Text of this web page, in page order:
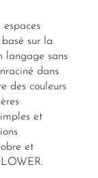
sur la
langage sans
dans
des couleurs
et
et